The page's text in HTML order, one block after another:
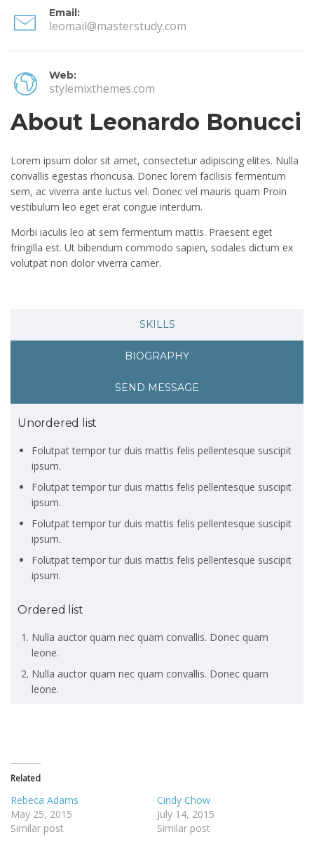
Email:
leomail@masterstudy.com
Web:
stylemixthemes.com
About Leonardo Bonucci
Lorem ipsum dolor sit amet, consectetur adipiscing elites. Nulla
convallis egestas rhoncusa. Donec lorem facilisis fermentum
sem, ac viverra ante luctus vel. Donec vel mauris quam Proin
vestibulum leo eget erat congue interdum.
Morbi iaculis leo at sem fermentum mattis. Praesent eget
fringilla est. Ut bibendum commodo sapien, sodales dictum ex
volutpat non dolor viverra camer.
SKILLS
BIOGRAPHY
SEND MESSAGE
Unordered list
Folutpat tempor tur duis mattis felis pellentesque suscipit
ipsum.
Folutpat tempor tur duis mattis felis pellentesque suscipit
ipsum.
Folutpat tempor tur duis mattis felis pellentesque suscipit
ipsum.
Folutpat tempor tur duis mattis felis pellentesque suscipit
ipsum.
Ordered list
Nulla auctor quam nec quam convallis. Donec quam
leone.
Nulla auctor quam nec quam convallis. Donec quam
leone.
Related
Rebeca Adams
May 25, 2015
Similar post
Cindy Chow
July 14, 2015
Similar post